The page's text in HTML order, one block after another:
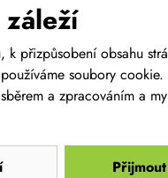
k přizpůsobení obsahu
soubory
a zpracováním a